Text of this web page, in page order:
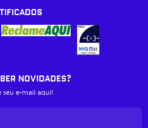
NOVIDADES?
seu e-mail aqui!